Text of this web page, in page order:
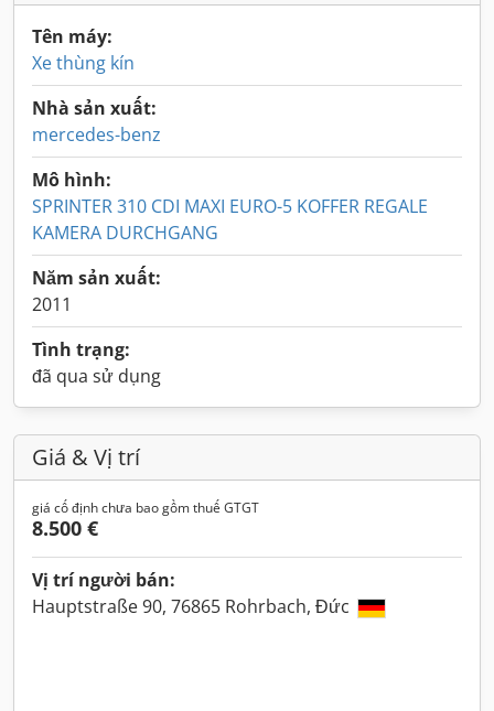
Tên máy:
Xe thùng kín
Nhà sản xuất:
mercedes-benz
Mô hình:
SPRINTER 310 CDI MAXI EURO-5 KOFFER REGALE
KAMERA DURCHGANG
Năm sản xuất:
2011
Tình trạng:
đã qua sử dụng
Giá & Vị trí
giá cố định chưa bao gồm thuế GTGT
8.500 €
Vị trí người bán:
Hauptstraße 90, 76865 Rohrbach, Đức